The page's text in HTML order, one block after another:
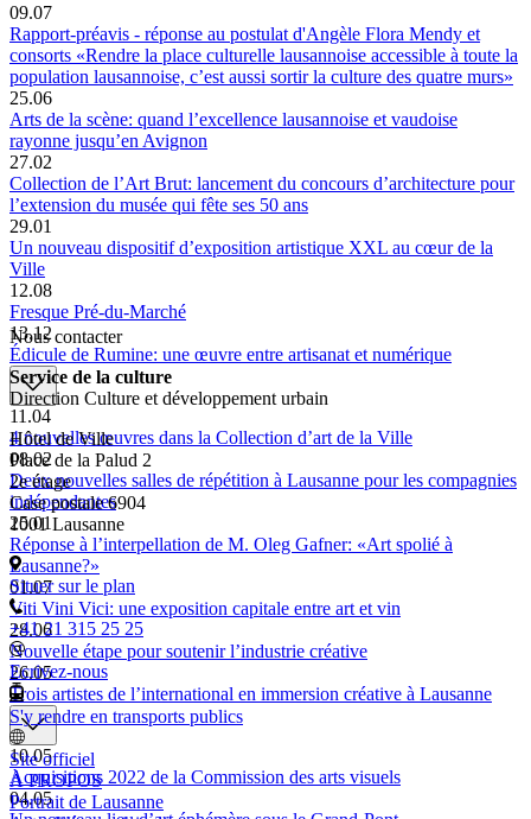
09.07
Rapport-préavis - réponse au postulat d'Angèle Flora Mendy et
consorts «Rendre la place culturelle lausannoise accessible à toute la
population lausannoise, c’est aussi sortir la culture des quatre murs»
25.06
Arts de la scène: quand l’excellence lausannoise et vaudoise
rayonne jusqu’en Avignon
27.02
Collection de l’Art Brut: lancement du concours d’architecture pour
l’extension du musée qui fête ses 50 ans
29.01
Un nouveau dispositif d’exposition artistique XXL au cœur de la
Ville
12.08
Fresque Pré-du-Marché
13.12
Édicule de Rumine: une œuvre entre artisanat et numérique
11.04
4 nouvelles œuvres dans la Collection d’art de la Ville
08.02
Deux nouvelles salles de répétition à Lausanne pour les compagnies
indépendantes
25.01
Réponse à l’interpellation de M. Oleg Gafner: «Art spolié à
Lausanne?»
01.07
Viti Vini Vici: une exposition capitale entre art et vin
28.06
Nouvelle étape pour soutenir l’industrie créative
26.05
Trois artistes de l’international en immersion créative à Lausanne
10.05
Acquisitions 2022 de la Commission des arts visuels
04.05
Nous contacter
Service de la culture
Direction Culture et développement urbain
Hôtel de Ville
Place de la Palud 2
2e étage
Case postale 6904
1001 Lausanne
Situer sur le plan
+41 21 315 25 25
Ecrivez-nous
S'y rendre en transports publics
Site officiel
À PROPOS
Portrait de Lausanne